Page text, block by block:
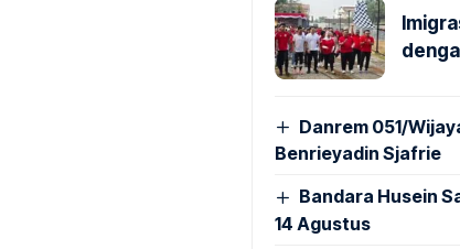
Danrem 051/
Benrieyadin Sjafrie
Bandara Husein
14 Agustus